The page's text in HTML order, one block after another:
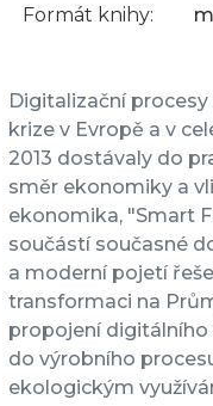
Formát knihy:
Digitalizační
krize v Evropě a v
2013 dostávaly do
směr ekonomiky a
ekonomika, "Smart
součástí současné
a moderní pojetí
transformaci na
propojení digitálního
do výrobního
ekologickým